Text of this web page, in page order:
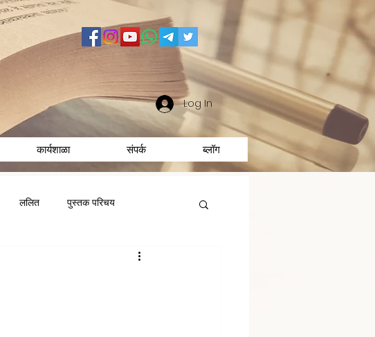
Log In
कार्यशाळा संपर्क ब्लॉग
ललित पुस्तक परिचय